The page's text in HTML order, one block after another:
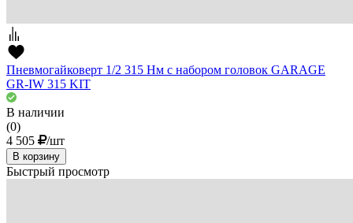
Пневмогайковерт 1/2 315 Нм с набором головок GARAGE
GR-IW 315 KIT
В наличии
(0)
4 505
/шт
В корзину
Быстрый просмотр